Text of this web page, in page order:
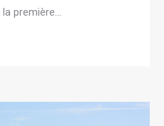
première…